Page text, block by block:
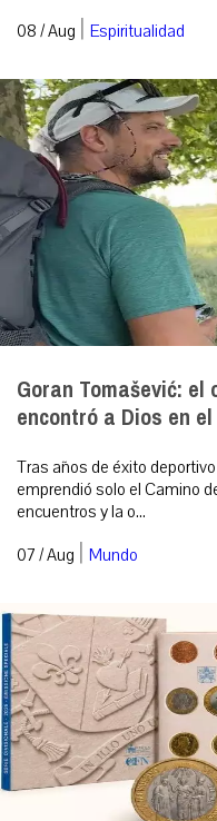
08 / Aug | Espiritualidad
Goran Tomašević:
encontró a Dios en
Tras años de éxito
emprendió solo el Camino
encuentros y la o...
07 / Aug | Mundo